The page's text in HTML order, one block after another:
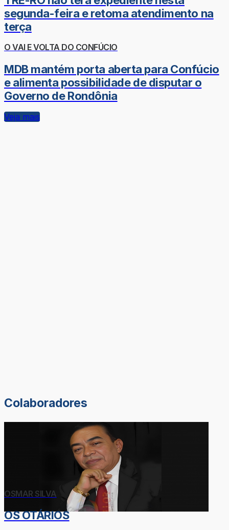
segunda-feira e retoma atendimento na
terça
O VAI E VOLTA DO CONFÚCIO
MDB mantém porta aberta para Confúcio
e alimenta possibilidade de disputar o
Governo de Rondônia
Veja mais
Colaboradores
OSMAR SILVA
OS OTÁRIOS